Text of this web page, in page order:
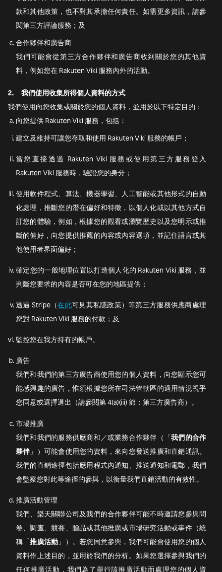
款和其他政策，也不對其承擔任何責任。如需更多資訊，請參
閱第三方評論服務；及
合作夥伴和廣告商
我們可能會從第三方合作夥伴和廣告商收到關於您的其他資
料，例如您在 Rakuten Viki 服務內外的活動。
2.
我們使用收集所得個人資料的方式
我們使用向您收集或關於您的個人資料，並用於以下特定目的：
向您提供 Rakuten Viki 服務，包括：
建立及維持可讓您存取和使用 Rakuten Viki 服務的帳戶；
當您直接透過 Rakuten Viki 服務或使用第三方服務登入
Rakuten Viki 服務時，驗證您的身分；
使用軟件程式、算法、機器學習、人工智能或其他形式的自動
化處理，推斷您的潛在偏好和特徵，以個人化或以其他方式自
訂您的體驗，例如，根據您的觀看或瀏覽歷史以及您明示或推
斷的偏好，向您提供推薦的內容或內容選項，並記住語言或其
他使用者界面偏好；
確定您的一般地理位置以打造個人化的 Rakuten Viki 服務，並
判斷您要求的內容是否可在您的地區提供；
透過 Stripe（在此可見其私隱政策）等第三方服務供應商處理
您對 Rakuten Viki 服務的付款；及
監控您在我方持有的帳戶。
廣告
我們和我們的第三方廣告商使用您的個人資料，向您顯示您可
能感興趣的廣告，惟須根據您所在司法管轄區的適用情況視乎
您同意或選擇退出（請參閱第 4(a)(iii) 節：第三方廣告商）。
市場推廣
我們和我們的服務供應商和／或業務合作夥伴（「我們的合作
夥伴」）可能會使用您的資料，來向您發送推廣和直銷通訊。
我們的直銷途徑包括應用程式內通知、推送通知和電郵，我們
會監察您對此等途徑的參與，以衡量我們直銷活動的有效性。
推廣活動管理
我們、樂天關聯公司及我們的合作夥伴可能不時邀請您參與問
卷、調查、競賽、贈品或其他推廣或市場研究活動或事件（統
稱「推廣活動 」）。若您同意參與，我們可能會使用您的個人
資料作上述目的，並用於我們的分析。如果您選擇參與我們的
任何推廣活動，我們為了舉行該推廣活動而處理您的個人資